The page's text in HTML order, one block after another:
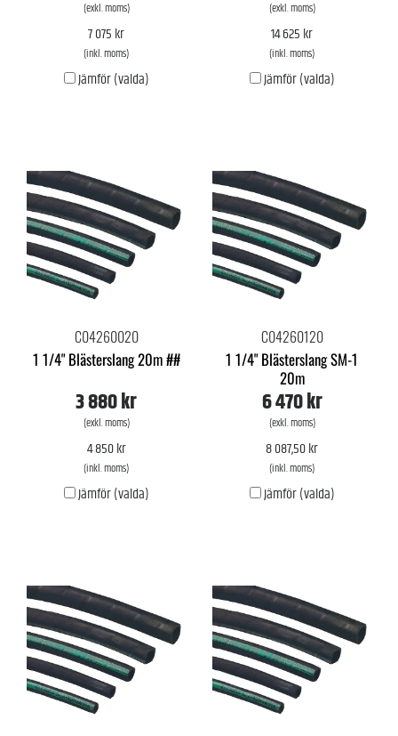
(exkl. moms)
7 075 kr
(inkl. moms)
Jämför (valda)
(exkl. moms)
14 625 kr
(inkl. moms)
Jämför (valda)
C04260020
1 1/4" Blästerslang 20m ##
3 880 kr
(exkl. moms)
4 850 kr
(inkl. moms)
Jämför (valda)
C04260120
1 1/4" Blästerslang SM-1
20m
6 470 kr
(exkl. moms)
8 087,50 kr
(inkl. moms)
Jämför (valda)